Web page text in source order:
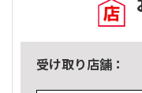
受け取り店舗：